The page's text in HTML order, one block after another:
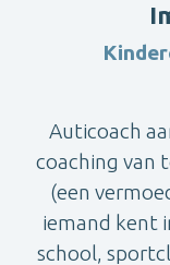
Auticoach
coaching van
(een
iemand kent
school,